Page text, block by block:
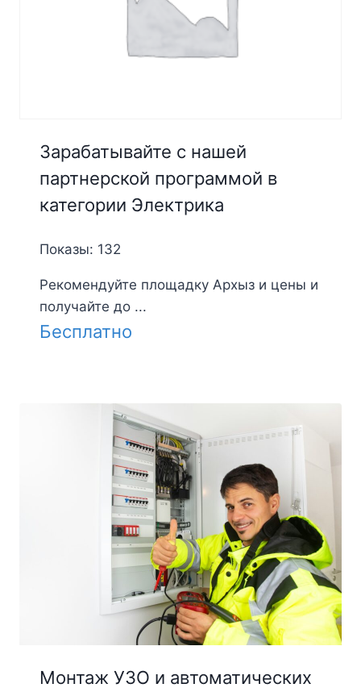
Зарабатывайте с нашей
партнерской программой в
категории Электрика
Показы: 132
Рекомендуйте площадку Архыз и цены и
получайте до ...
Бесплатно
Монтаж УЗО и автоматических